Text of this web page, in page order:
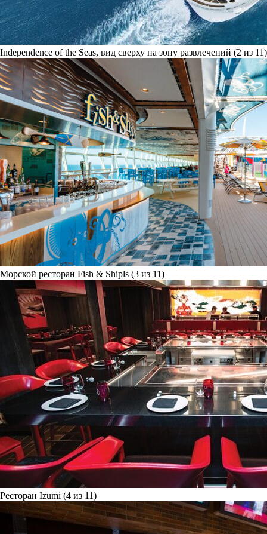
Independence of the Seas, вид сверху на зону развлечений (2 из 11)
Морской ресторан Fish & Shipls (3 из 11)
Ресторан Izumi (4 из 11)